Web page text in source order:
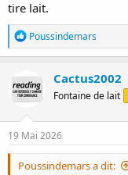
tire lait.
R
é
a
t
i
n
s
Poussindemars
Cactus2002
Fontaine de lait
19 Mai 2026
Poussindemars a dit: